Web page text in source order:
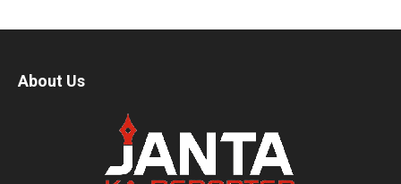
About Us